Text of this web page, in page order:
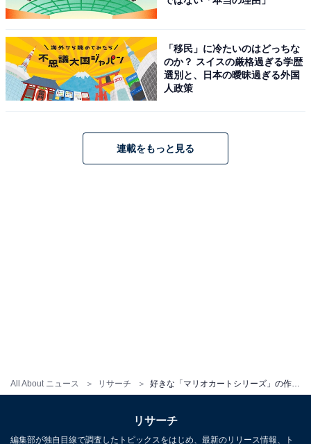
All About ニュース リサーチ
こちらもおすすめ
「マリオシリーズ」で好きなキャラクターラン
キング！ 1位はやはり「マリオ」、では続く2位
「移民」に冷たいのはどっちな
のか？ スイスの厳格過ぎる学歴
選別と、日本の曖昧過ぎる外国
人政策
連載をもっと見る
リサーチ
編集部が独自目線で調査したトピックスをはじめ、最新のリリース情報、ト